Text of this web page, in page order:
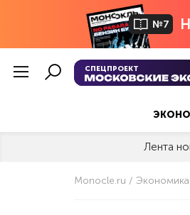
№7
СПЕЦПРОЕКТ
Лента
Monocle.ru Экономика